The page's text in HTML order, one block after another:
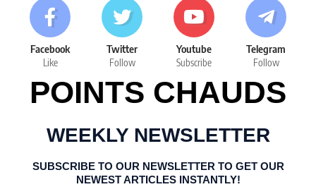
Facebook
Like
Twitter
Follow
Youtube
Subscribe
Telegram
Follow
POINTS CHAUDS
WEEKLY NEWSLETTER
SUBSCRIBE TO OUR NEWSLETTER TO GET OUR
NEWEST ARTICLES INSTANTLY!